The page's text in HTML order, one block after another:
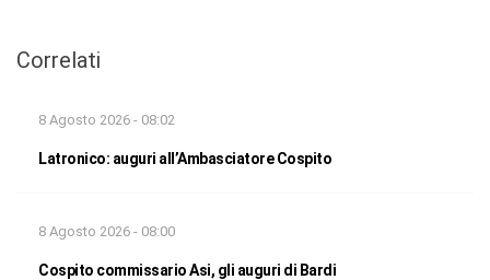
Correlati
8 Agosto 2026 - 08:02
Latronico: auguri all’Ambasciatore Cospito
8 Agosto 2026 - 08:00
Cospito commissario Asi, gli auguri di Bardi